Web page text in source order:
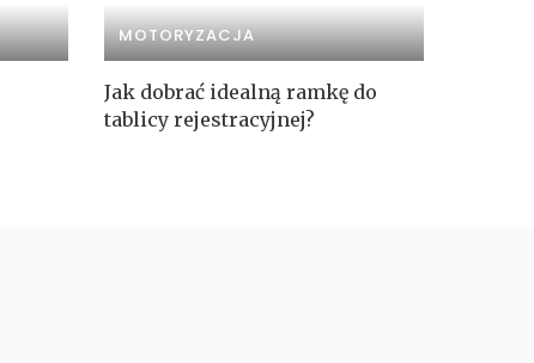
MOTORYZACJA
Jak dobrać idealną ramkę do
tablicy rejestracyjnej?